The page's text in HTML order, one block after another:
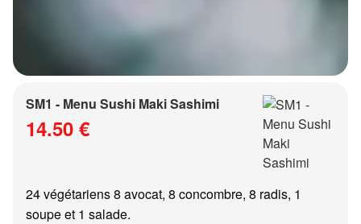
SM1 - Menu Sushi Maki Sashimi
14.50 €
24 végétariens 8 avocat, 8 concombre, 8 radis, 1
soupe et 1 salade.